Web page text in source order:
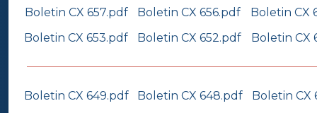
Boletin CX 657.pdf
Boletin CX 656.pdf
Boletin CX
Boletin CX 653.pdf
Boletin CX 652.pdf Boletin CX
Boletin CX 649.pdf Boletin CX 648.pdf
Boletin CX